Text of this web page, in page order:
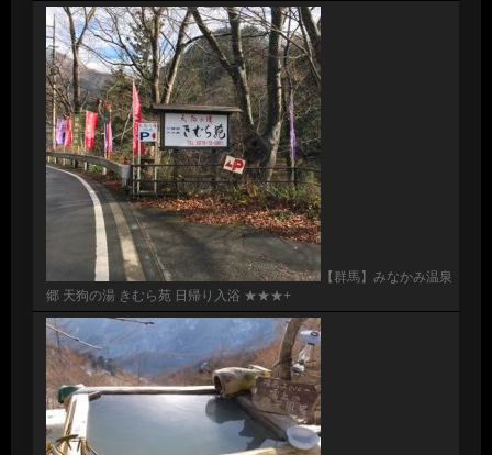
【群馬】みなかみ温泉
郷 天狗の湯 きむら苑 日帰り入浴 ★★★+